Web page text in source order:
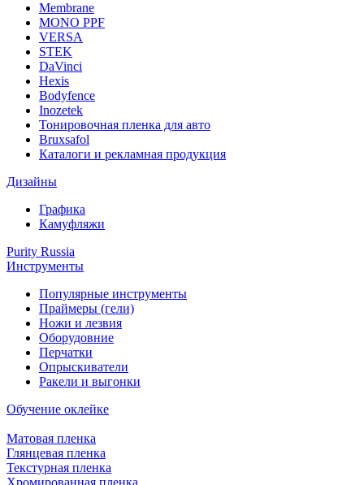
Membrane
MONO PPF
VERSA
STEK
DaVinci
Hexis
Bodyfence
Inozetek
Тонировочная пленка для авто
Bruxsafol
Каталоги и рекламная продукция
Дизайны
Графика
Камуфляжи
Purity Russia
Инструменты
Популярные инструменты
Праймеры (гели)
Ножи и лезвия
Оборудовние
Перчатки
Опрыскиватели
Ракели и выгонки
Обучение оклейке
Матовая пленка
Глянцевая пленка
Текстурная пленка